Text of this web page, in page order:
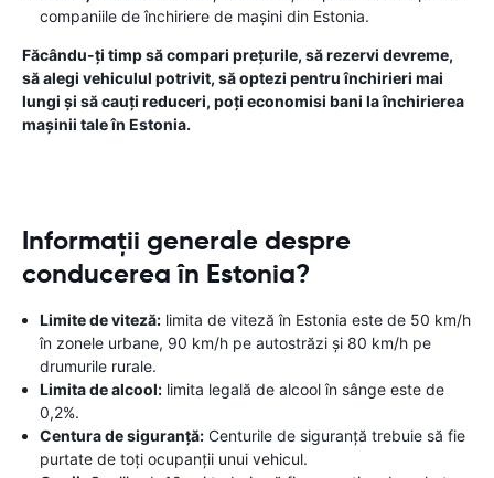
companiile de închiriere de mașini din Estonia.
Făcându-ți timp să compari prețurile, să rezervi devreme,
să alegi vehiculul potrivit, să optezi pentru închirieri mai
lungi și să cauți reduceri, poți economisi bani la închirierea
mașinii tale în Estonia.
Informații generale despre
conducerea în Estonia?
Limite de viteză: limita de viteză în Estonia este de 50 km/h
în zonele urbane, 90 km/h pe autostrăzi și 80 km/h pe
drumurile rurale.
Limita de alcool: limita legală de alcool în sânge este de
0,2%.
Centura de siguranță: Centurile de siguranță trebuie să fie
purtate de toți ocupanții unui vehicul.